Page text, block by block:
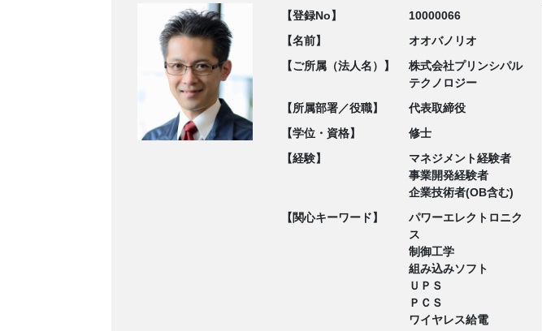
【登録No】
10000066
【名前】
オオバノリオ
【ご所属（法人名）】
株式会社プリンシパル
テクノロジー
【所属部署／役職】
代表取締役
【学位・資格】
修士
【経験】
マネジメント経験者
事業開発経験者
企業技術者(OB含む)
【関心キーワード】
パワーエレクトロニク
ス
制御工学
組み込みソフト
ＵＰＳ
ＰＣＳ
ワイヤレス給電